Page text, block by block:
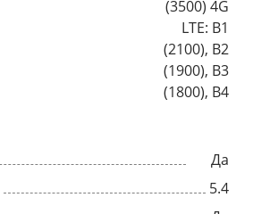
(3500) 4G
LTE: B1
(2100), B2
(1900), B3
(1800), B4
Да
5.4